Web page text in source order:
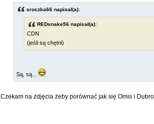
sroczka66 napisał(a):
REDsnake56 napisał(a):
CDN
(jeśli są chętni)
Są, są...
Czekam na zdjęcia żeby porównać jak się Omis i